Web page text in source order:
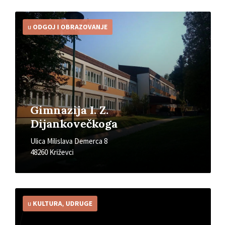
Gimnazija I. Z.
Dijankovečkoga
Ulica Milislava Demerca 8
48260 Križevci
u ODGOJ I OBRAZOVANJE
Detaljnije
u KULTURA, UDRUGE
Detaljnije